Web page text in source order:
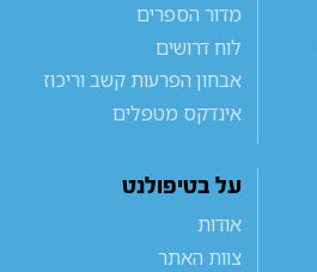
מדור הספרים
לוח דרושים
אבחון הפרעות קשב וריכוז
אינדקס מטפלים
על בטיפולנט
אודות
צוות האתר